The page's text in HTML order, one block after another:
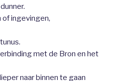
ingevingen,
met de Bron en het
naar binnen te gaan